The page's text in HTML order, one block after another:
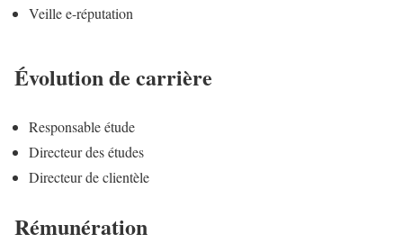
Veille e-réputation
Évolution de carrière
Responsable étude
Directeur des études
Directeur de clientèle
Rémunération